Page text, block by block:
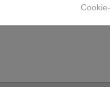
am Lager.